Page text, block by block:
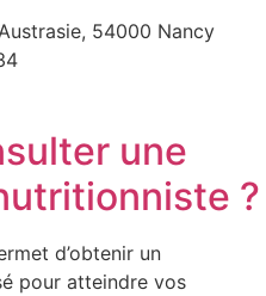
54000 Nancy
une
?
d’obtenir un
pour atteindre vos